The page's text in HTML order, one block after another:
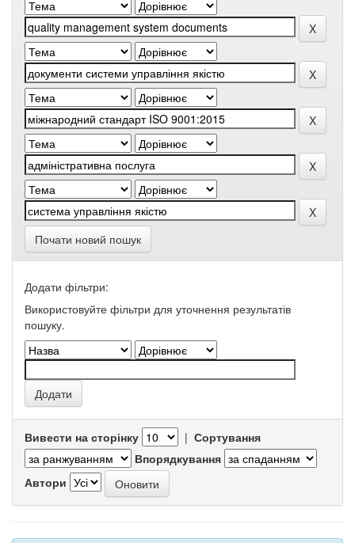
Почати новий пошук
Додати фільтри:
Використовуйте фільтри для уточнення результатів
пошуку.
Вивести на сторінку | Сортування
Впорядкування
Автори